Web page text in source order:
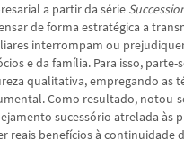
a partir da série
de forma estratégica a
interrompam ou
e da família. Para isso,
qualitativa, empregando as
Como resultado, notou-
sucessório atrelada às
reais benefícios à